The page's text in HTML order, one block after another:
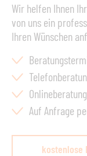
Wir helfen Ihnen
von uns ein
Ihren Wünschen
Onlineberatung
Auf Anfrage
kostenlose